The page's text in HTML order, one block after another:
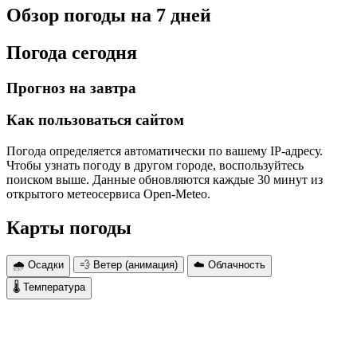
Обзор погоды на 7 дней
Погода сегодня
Прогноз на завтра
Как пользоваться сайтом
Погода определяется автоматически по вашему IP-адресу.
Чтобы узнать погоду в другом городе, воспользуйтесь
поиском выше. Данные обновляются каждые 30 минут из
открытого метеосервиса Open-Meteo.
Карты погоды
🌧 Осадки 💨 Ветер (анимация)
☁️ Облачность
🌡 Температура